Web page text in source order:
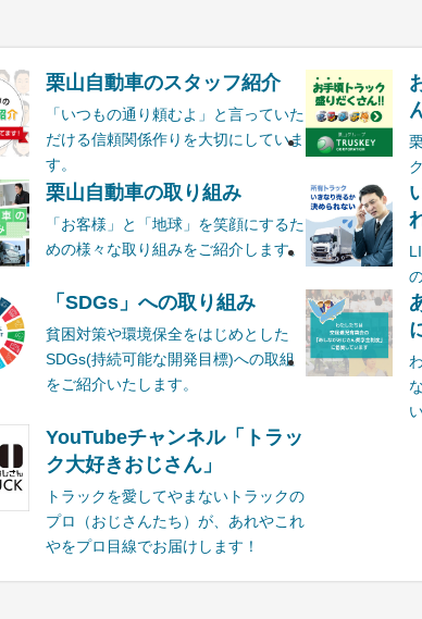
栗山自動車のスタッフ紹介
「いつもの通り頼むよ」と言っていた
だける信頼関係作りを大切にしていま
す。
栗山自動車の取り組み
「お客様」と「地球」を笑顔にするた
めの様々な取り組みをご紹介します。
「SDGs」への取り組み
貧困対策や環境保全をはじめとした
SDGs(持続可能な開発目標)への取組
をご紹介いたします。
YouTubeチャンネル「トラッ
ク大好きおじさん」
トラックを愛してやまないトラックの
プロ（おじさんたち）が、あれやこれ
やをプロ目線でお届けします！